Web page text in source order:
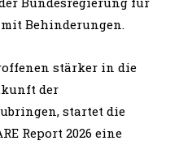
Behinderungen.
stärker in die
der
startet die
Report 2026 eine